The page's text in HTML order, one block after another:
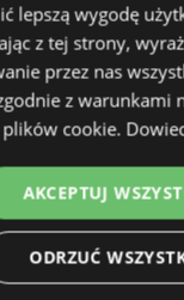
Słupsk
251 Słupsk/
65-022 Zielona
lepszą wygodę
z tej strony,
przez nas
z warunkami
cookie.
AKCEPTUJ
ODRZUĆ